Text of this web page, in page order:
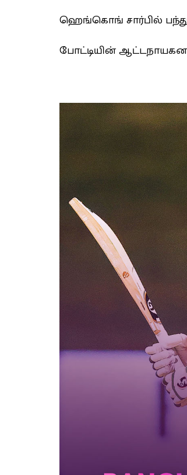
ஹெங்கொங் சார்பில்
போட்டியின்